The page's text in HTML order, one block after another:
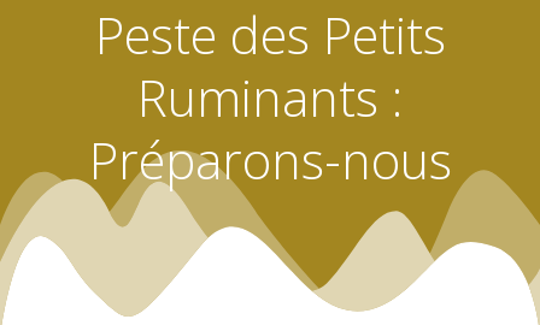
Peste des Petits
Ruminants :
Préparons-nous